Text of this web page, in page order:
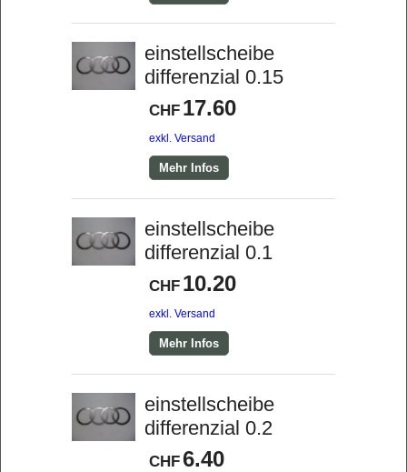
einstellscheibe
differenzial 0.15
CHF 17.60
exkl. Versand
Mehr Infos
einstellscheibe
differenzial 0.1
CHF 10.20
exkl. Versand
Mehr Infos
einstellscheibe
differenzial 0.2
CHF6.40